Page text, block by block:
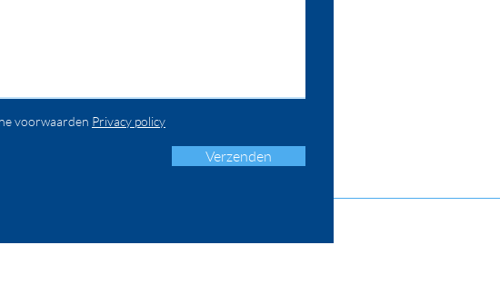
voorwaarden Privacy policy
Verzenden